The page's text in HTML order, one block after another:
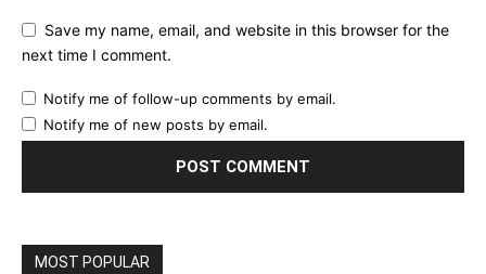
Save my name, email, and website in this browser for the
next time I comment.
Notify me of follow-up comments by email.
Notify me of new posts by email.
MOST POPULAR